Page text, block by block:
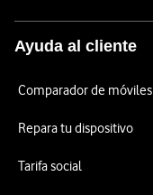
Ayuda al cliente
Comparador de móviles
Repara tu dispositivo
Tarifa social